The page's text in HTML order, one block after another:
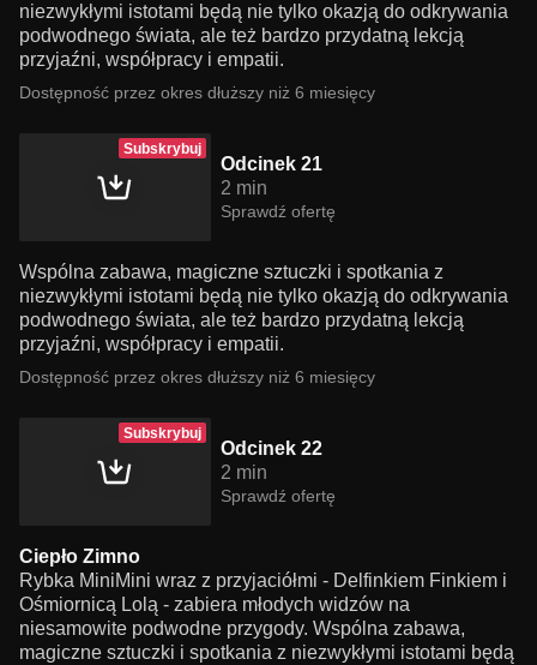
niezwykłymi istotami będą nie tylko okazją do odkrywania
podwodnego świata, ale też bardzo przydatną lekcją
przyjaźni, współpracy i empatii.
Dostępność przez okres dłuższy niż 6 miesięcy
Subskrybuj
Odcinek 21
2 min
Sprawdź ofertę
Wspólna zabawa, magiczne sztuczki i spotkania z
niezwykłymi istotami będą nie tylko okazją do odkrywania
podwodnego świata, ale też bardzo przydatną lekcją
przyjaźni, współpracy i empatii.
Dostępność przez okres dłuższy niż 6 miesięcy
Subskrybuj
Odcinek 22
2 min
Sprawdź ofertę
Ciepło Zimno
Rybka MiniMini wraz z przyjaciółmi - Delfinkiem Finkiem i
Ośmiornicą Lolą - zabiera młodych widzów na
niesamowite podwodne przygody. Wspólna zabawa,
magiczne sztuczki i spotkania z niezwykłymi istotami będą